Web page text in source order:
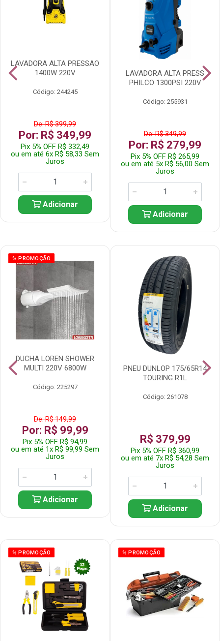
LAVADORA ALTA PRESSAO
1400W 220V
Código: 244245
De: R$ 399,99
Por: R$ 349,99
Pix 5% OFF R$ 332,49
ou em até 6x R$ 58,33 Sem
Juros
Adicionar
LAVADORA ALTA PRESS
PHILCO 1300PSI 220V
Código: 255931
De: R$ 349,99
Por: R$ 279,99
Pix 5% OFF R$ 265,99
ou em até 5x R$ 56,00 Sem
Juros
Adicionar
% PROMOÇÃO
DUCHA LOREN SHOWER
MULTI 220V 6800W
Código: 225297
De: R$ 149,99
Por: R$ 99,99
Pix 5% OFF R$ 94,99
ou em até 1x R$ 99,99 Sem
Juros
Adicionar
PNEU DUNLOP 175/65R14
TOURING R1L
Código: 261078
R$ 379,99
Pix 5% OFF R$ 360,99
ou em até 7x R$ 54,28 Sem
Juros
Adicionar
% PROMOÇÃO % PROMOÇÃO